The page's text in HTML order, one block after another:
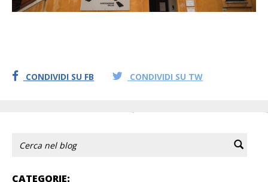
CONDIVIDI SU FB CONDIVIDI SU TW
CATEGORIE: